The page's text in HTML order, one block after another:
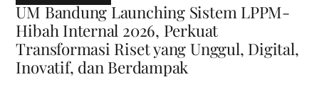
UM Bandung Launching Sistem LPPM-
Hibah Internal 2026, Perkuat
Transformasi Riset yang Unggul, Digital,
Inovatif, dan Berdampak